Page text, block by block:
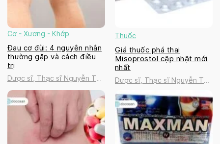
Cơ - Xương - Khớp
Đau cơ đùi: 4 nguyên nhân
thường gặp và cách điều
trị
Dược sĩ, Thạc sĩ Nguyễn Thị
Thanh Tú
Thuốc
Giá thuốc phá thai
Misoprostol cập nhật mới
nhất
Dược sĩ, Thạc sĩ Nguyễn Thị